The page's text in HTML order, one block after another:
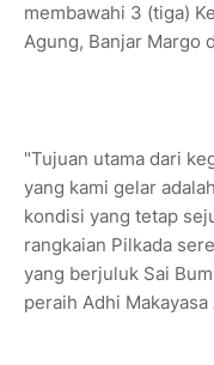
membawahi 3 (tiga)
Agung, Banjar Margo
"Tujuan utama dari
yang kami gelar
kondisi yang tetap
rangkaian Pilkada
yang berjuluk Sai
peraih Adhi